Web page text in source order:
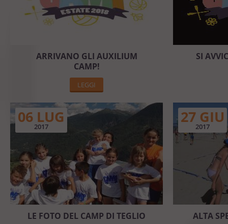
ARRIVANO GLI AUXILIUM
CAMP!
LEGGI
SI
06 LUG
2017
LE FOTO DEL CAMP DI TEGLIO
27 GIU
2017
ALTA